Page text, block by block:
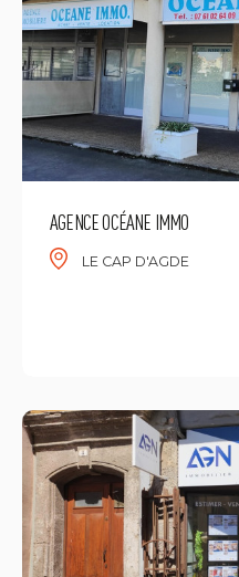
AGENCE OCÉANE IMMO
LE CAP D'AGDE